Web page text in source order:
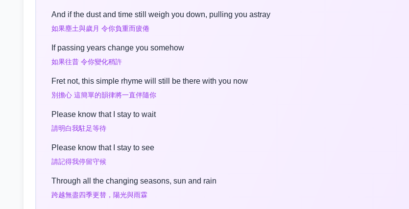
And if the dust and time still weigh you down, pulling you astray
如果塵土與歲月 令你負重而疲倦
If passing years change you somehow
如果往昔 令你變化稍許
Fret not, this simple rhyme will still be there with you now
別擔心 這簡單的韻律將一直伴隨你
Please know that I stay to wait
請明白我駐足等待
Please know that I stay to see
請記得我停留守候
Through all the changing seasons, sun and rain
跨越無盡四季更替，陽光與雨霖